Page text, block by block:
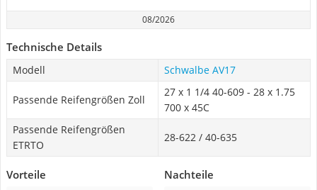
08/2026
Technische Details
Modell Schwalbe AV17
Passende Reifengrößen Zoll
27 x 1 1/4 40-609 - 28 x 1.75
700 x 45C
Passende Reifengrößen
ETRTO
28-622 / 40-635
Vorteile Nachteile